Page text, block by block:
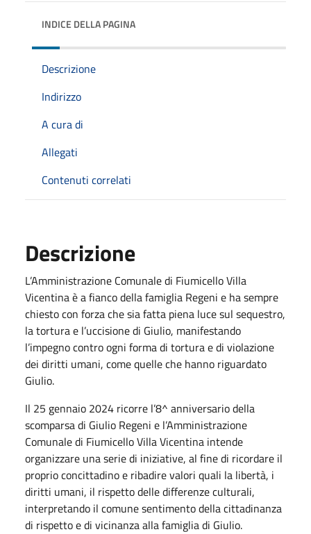
INDICE DELLA PAGINA
Descrizione
Indirizzo
A cura di
Allegati
Contenuti correlati
Descrizione
L’Amministrazione Comunale di Fiumicello Villa
Vicentina è a fianco della famiglia Regeni e ha sempre
chiesto con forza che sia fatta piena luce sul sequestro,
la tortura e l’uccisione di Giulio, manifestando
l’impegno contro ogni forma di tortura e di violazione
dei diritti umani, come quelle che hanno riguardato
Giulio.
Il 25 gennaio 2024 ricorre l’8^ anniversario della
scomparsa di Giulio Regeni e l’Amministrazione
Comunale di Fiumicello Villa Vicentina intende
organizzare una serie di iniziative, al fine di ricordare il
proprio concittadino e ribadire valori quali la libertà, i
diritti umani, il rispetto delle differenze culturali,
interpretando il comune sentimento della cittadinanza
di rispetto e di vicinanza alla famiglia di Giulio.